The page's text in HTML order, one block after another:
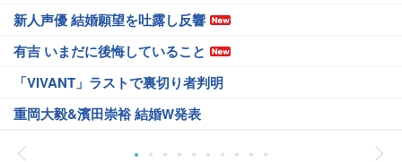
新人声優 結婚願望を吐露し反響
有吉 いまだに後悔していること
「VIVANT」ラストで裏切り者判明
重岡大毅&濱田崇裕 結婚W発表